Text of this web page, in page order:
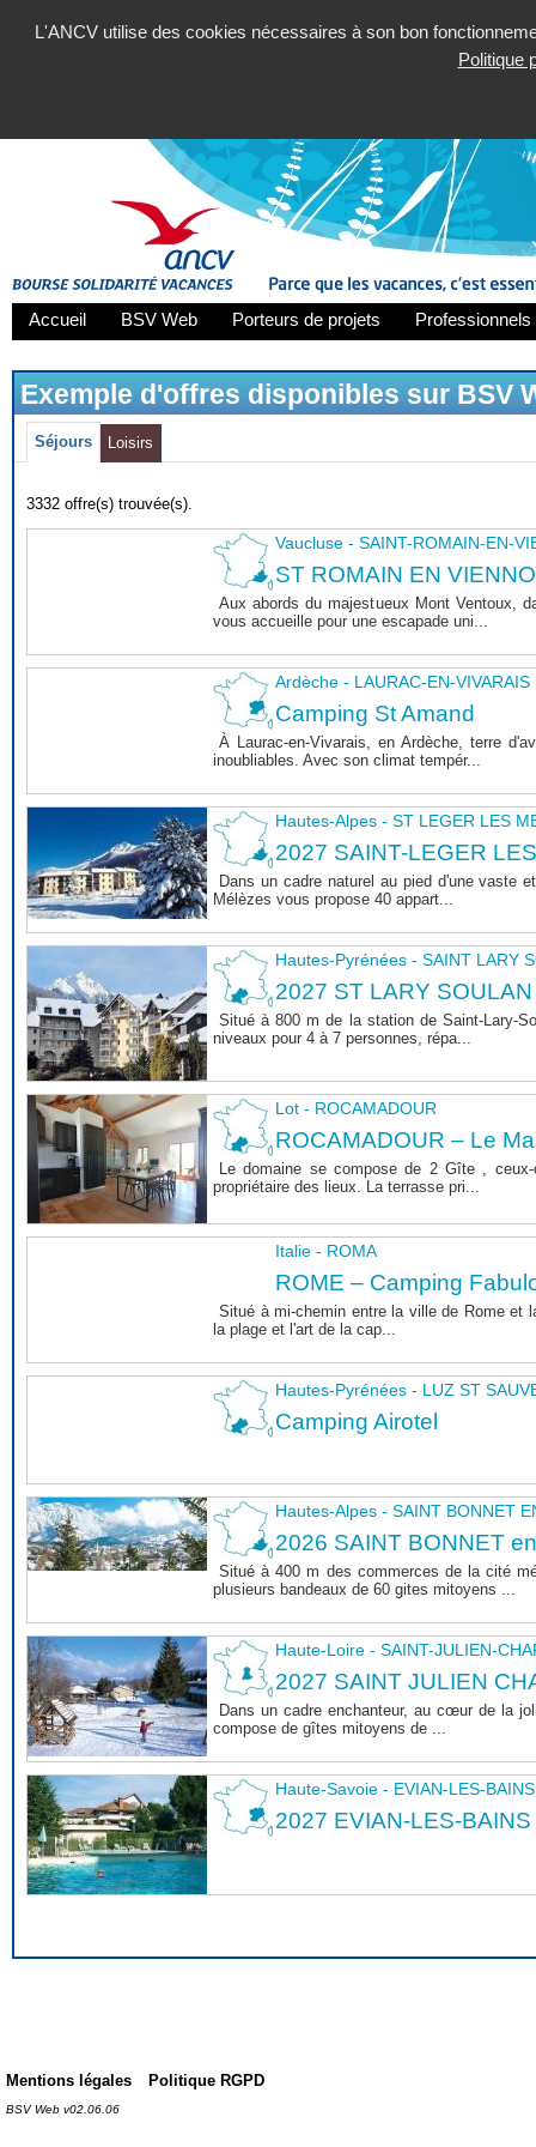
L'ANCV utilise des cookies nécessaires à son bon
Politique
Accueil BSV Web Porteurs de projets
Exemple d'offres disponibles sur BSV
Séjours Loisirs
3332 offre(s) trouvée(s).
Vaucluse - SAINT-ROMAIN-EN-
ST ROMAIN EN
Aux abords du majestueux Mont Ventoux,
vous accueille pour une escapade uni...
Ardèche - LAURAC-EN-VIVARAIS
Camping St Amand
À Laurac-en-Vivarais, en Ardèche, terre
inoubliables. Avec son climat tempér...
Hautes-Alpes - ST LEGER LES
2027 SAINT-LEGER
Dans un cadre naturel au pied d'une vaste
Mélèzes vous propose 40 appart...
Hautes-Pyrénées - SAINT LARY
2027 ST LARY SOULAN
Situé à 800 m de la station de Saint-Lary-
niveaux pour 4 à 7 personnes, répa...
Lot - ROCAMADOUR
ROCAMADOUR – Le
Le domaine se compose de 2 Gîte ,
propriétaire des lieux. La terrasse pri...
Italie - ROMA
ROME – Camping
Situé à mi-chemin entre la ville de Rome et
la plage et l'art de la cap...
Hautes-Pyrénées - LUZ ST
Camping Airotel
Hautes-Alpes - SAINT BONNET
2026 SAINT BONNET
Situé à 400 m des commerces de la cité
plusieurs bandeaux de 60 gites mitoyens ...
Haute-Loire - SAINT-JULIEN-
2027 SAINT JULIEN
Dans un cadre enchanteur, au cœur de la
compose de gîtes mitoyens de ...
Haute-Savoie - EVIAN-LES-BAINS
2027 EVIAN-LES-BAINS
Mentions légales Politique RGPD
BSV Web v02.06.06